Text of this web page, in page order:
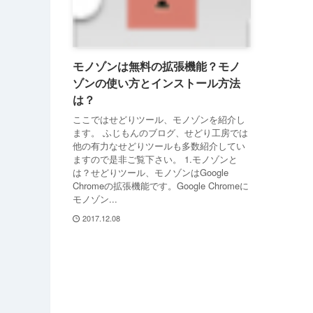
モノゾンは無料の拡張機能？モノ
ゾンの使い方とインストール方法
は？
ここではせどりツール、モノゾンを紹介し
ます。 ふじもんのブログ、せどり工房では
他の有力なせどりツールも多数紹介してい
ますので是非ご覧下さい。 1.モノゾンと
は？せどりツール、モノゾンはGoogle
Chromeの拡張機能です。Google Chromeに
モノゾン...
2017.12.08